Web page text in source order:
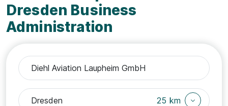
Dresden Business
Administration
25 km